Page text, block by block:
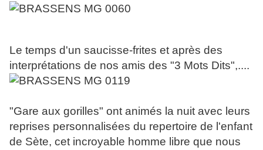
Le temps d'un saucisse-frites et après des
interprétations de nos amis des "3 Mots Dits",....
"Gare aux gorilles" ont animés la nuit avec leurs
reprises personnalisées du repertoire de l'enfant
de Sète, cet incroyable homme libre que nous